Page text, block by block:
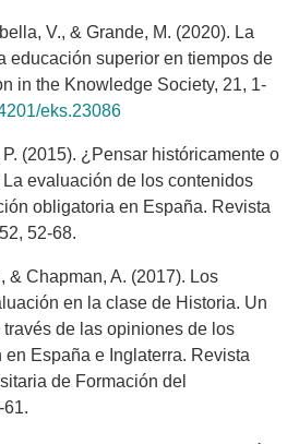
V., & Grande, M. (2020). La
educación superior en tiempos de
in the Knowledge Society, 21, 1-
eks.23086
(2015). ¿Pensar históricamente o
evaluación de los contenidos
obligatoria en España. Revista
52-68.
& Chapman, A. (2017). Los
en la clase de Historia. Un
de las opiniones de los
España e Inglaterra. Revista
de Formación del
61.